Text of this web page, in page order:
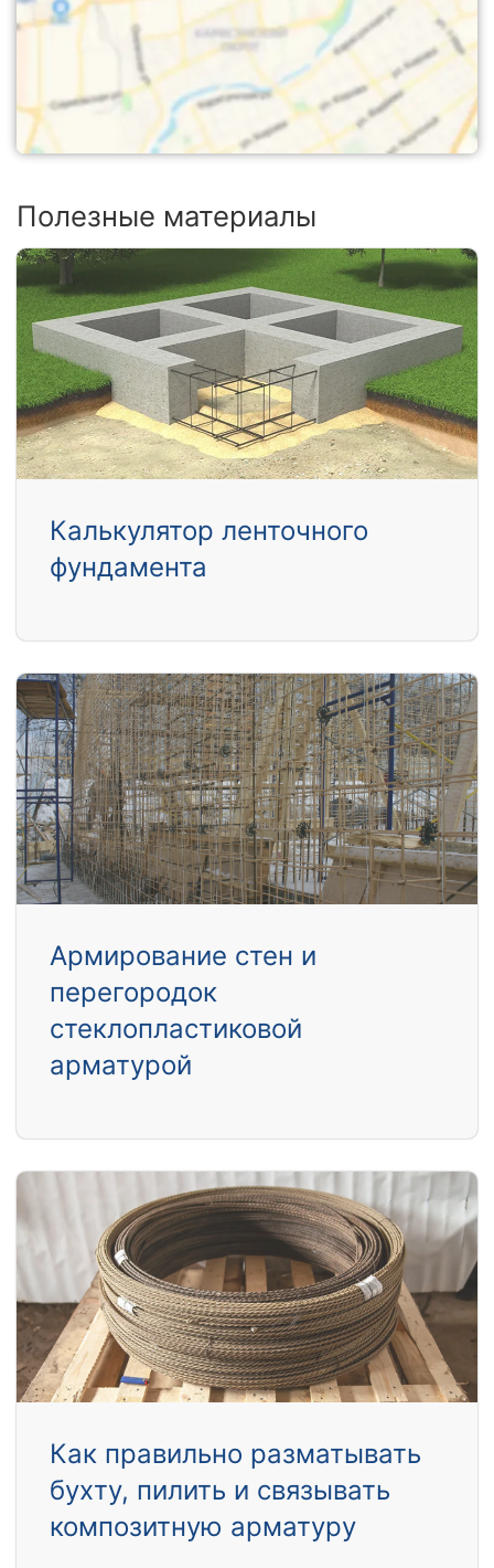
Полезные материалы
Калькулятор ленточного
фундамента
Армирование стен и
перегородок
стеклопластиковой
арматурой
Как правильно разматывать
бухту, пилить и связывать
композитную арматуру